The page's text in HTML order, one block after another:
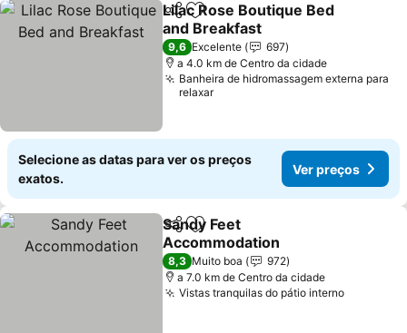
PartilharAdicionar aos favoritos
Lilac Rose Boutique Bed
and Breakfast
Ver preços
9,6 Excelente
697
a 4.0 km de Centro da cidade
Banheira de hidromassagem externa para
relaxar
Selecione as datas para ver os preços
exatos.
Ver preços
PartilharAdicionar aos favoritos
Sandy Feet
Accommodation
Ver preços
8,3 Muito boa
972
a 7.0 km de Centro da cidade
Vistas tranquilas do pátio internoVer